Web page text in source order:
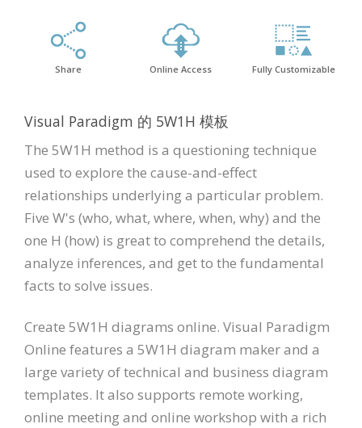
Share Online Access Fully Customizable
Visual Paradigm 的 5W1H 模板
The 5W1H method is a questioning technique
used to explore the cause-and-effect
relationships underlying a particular problem.
Five W's (who, what, where, when, why) and the
one H (how) is great to comprehend the details,
analyze inferences, and get to the fundamental
facts to solve issues.
Create 5W1H diagrams online. Visual Paradigm
Online features a 5W1H diagram maker and a
large variety of technical and business diagram
templates. It also supports remote working,
online meeting and online workshop with a rich